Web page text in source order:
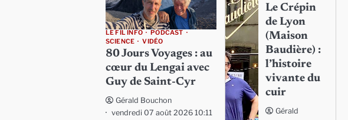
LE FIL INFO
PODCAST
SCIENCE
VIDÉO
80 Jours Voyages : au
cœur du Lengai avec
Guy de Saint-Cyr
Gérald Bouchon
vendredi 07 août 2026 10:11
Le Crépin
de Lyon
(Maison
Baudière) :
l’histoire
vivante du
cuir
Gérald